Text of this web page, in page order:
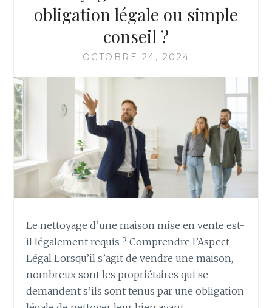
obligation légale ou simple
conseil ?
OCTOBRE 24, 2024
Le nettoyage d’une maison mise en vente est-
il légalement requis ? Comprendre l’Aspect
Légal Lorsqu’il s’agit de vendre une maison,
nombreux sont les propriétaires qui se
demandent s’ils sont tenus par une obligation